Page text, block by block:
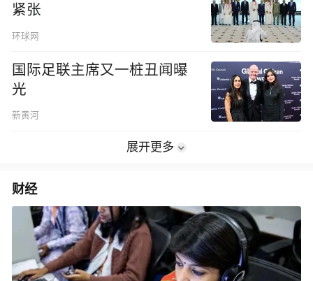
紧张
环球网
国际足联主席又一桩丑闻曝
光
新黄河
展开更多
财经